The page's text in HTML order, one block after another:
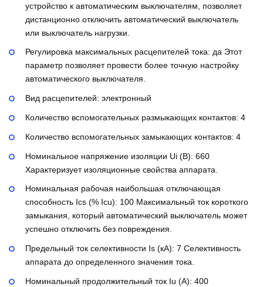
устройство к автоматическим выключателям, позволяет
дистанционно отключить автоматический выключатель
или выключатель нагрузки.
Регулировка максимальных расцепителей тока: да Этот
параметр позволяет провести более точную настройку
автоматического выключателя.
Вид расцепителей: электронный
Количество вспомогательных размыкающих контактов: 4
Количество вспомогательных замыкающих контактов: 4
Номинальное напряжение изоляции Ui (В): 660
Характеризует изоляционные свойства аппарата.
Номинальная рабочая наибольшая отключающая
способность Ics (% Icu): 100 Максимальный ток короткого
замыкания, который автоматический выключатель может
успешно отключить без повреждения.
Предельный ток селективности Is (кА): 7 Селективность
аппарата до определенного значения тока.
Номинальный продолжительный ток Iu (А): 400